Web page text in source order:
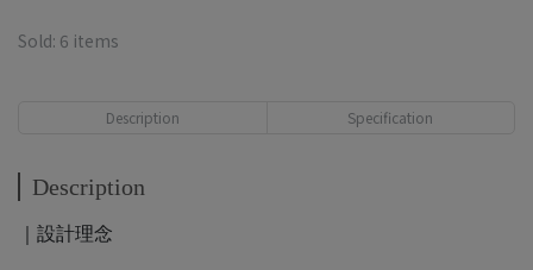
Sold: 6 items
Description Specification
Description
｜設計理念